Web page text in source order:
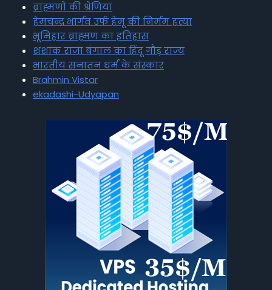
ब्राह्मणों की श्रेणियां
हेमचन्द्र भार्गव उर्फ हेमू की निर्मम हत्या
भूमिहार ब्राह्मण का इतिहास
शशांक राजा बंगाल का हिंदू गौड़ राज्य
भारतीय सनातन धर्म के संस्कार
Brahmin Vistar
ekadashi-Udyapan